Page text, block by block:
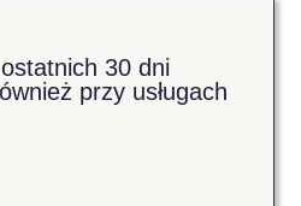
30 dni
przy usługach